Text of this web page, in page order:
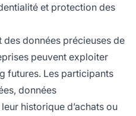
et protection des
des données précieuses de
peuvent exploiter
futures. Les participants
données
historique d’achats ou